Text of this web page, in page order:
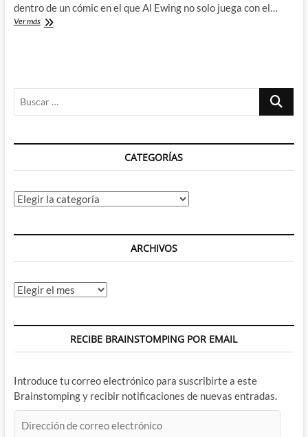
dentro de un cómic en el que Al Ewing no solo juega con el…
Ver másLa
Greg
traen
Presents:
Buscar
CATEGORÍAS
Categorías
ARCHIVOS
Archivos
RECIBE BRAINSTOMPING POR EMAIL
Introduce tu correo electrónico para suscribirte a este
Brainstomping y recibir notificaciones de nuevas entradas.
de